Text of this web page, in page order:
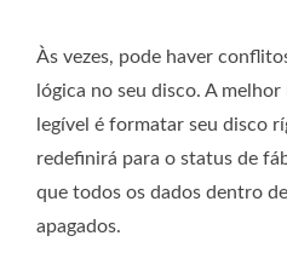
Às vezes, pode haver
lógica no seu disco. A
legível é formatar seu disco
redefinirá para o status de
que todos os dados dentro
apagados.